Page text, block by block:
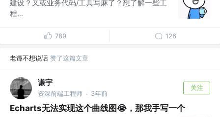
建设？又或业务代码/工具写麻了？想了解一些工
程...
789 126
老谭不想说话 赞了这篇文章
谦宇
资深前端工程师 · 3年前
关注
Echarts无法实现这个曲线图😭，那我手写一个